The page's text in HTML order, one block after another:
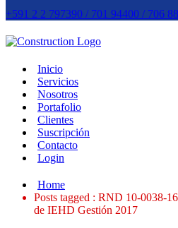
+591 2 2 797390 / 701 94400 / 706
Inicio
Servicios
Nosotros
Portafolio
Clientes
Suscripción
Contacto
Login
Home
Posts tagged : RND 10-0038-
de IEHD Gestión 2017